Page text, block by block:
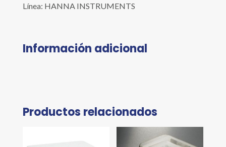
Línea: HANNA INSTRUMENTS
Información adicional
Productos relacionados